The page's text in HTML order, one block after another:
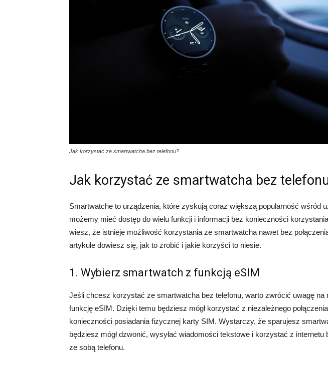
Jak korzystać ze smartwatcha bez telefonu?
Jak korzystać ze smartwatcha bez
Smartwatche to urządzenia, które zyskują coraz większą popularność wśród
możemy mieć dostęp do wielu funkcji i informacji bez konieczności
wiesz, że istnieje możliwość korzystania ze smartwatcha nawet bez
artykule dowiesz się, jak to zrobić i jakie korzyści to niesie.
1. Wybierz smartwatch z funkcją eSIM
Jeśli chcesz korzystać ze smartwatcha bez telefonu, warto zwrócić uwagę na
funkcję eSIM. Dzięki temu będziesz mógł korzystać z niezależnego
konieczności posiadania fizycznej karty SIM. Wystarczy, że sparujesz
będziesz mógł dzwonić, wysyłać wiadomości tekstowe i korzystać z
ze sobą telefonu.